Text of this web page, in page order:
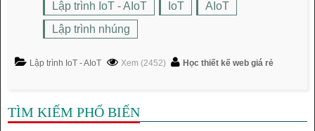
Lập trình IoT - AIoT
IoT
AIoT
Lập trình nhúng
Lập trình IoT - AIoT Xem (2452) Học thiết kế web giá rẻ
TÌM KIẾM PHỔ BIẾN